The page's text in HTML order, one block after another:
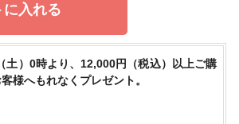
に入れる
土）0時より、12,000円（税込）以上ご購
様へもれなくプレゼント。